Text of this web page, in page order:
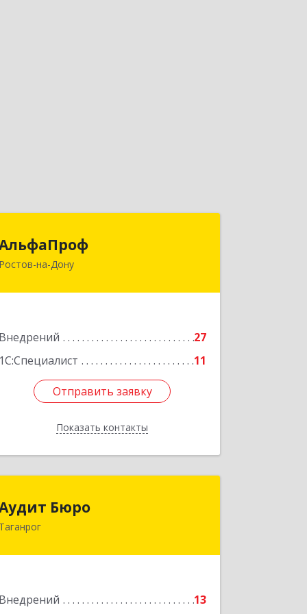
Ростов-на-Дону
Внедрений
27
1С:Специалист
11
Отправить заявку
Показать контакты
344082, Ростовская обл, город
Подробнее
Отправить заявку
Назад
Бюро
Таганрог
Внедрений
13
347900, Ростовская обл, Таганрог г,